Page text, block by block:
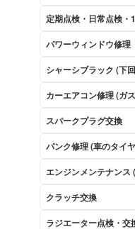
定期点検・日常点検・
パワーウィンドウ修理
シャーシブラック (下
カーエアコン修理 (ガ
スパークプラグ交換
パンク修理 (車のタイ
エンジンメンテナンス
クラッチ交換
ラジエーター点検・交